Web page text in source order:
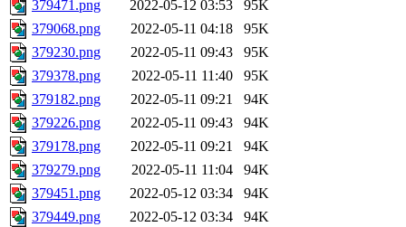
379471.png
2022-05-12 03:53
95K
379068.png
2022-05-11 04:18
95K
379230.png
2022-05-11 09:43
95K
379378.png
2022-05-11 11:40
95K
379182.png
2022-05-11 09:21
94K
379226.png
2022-05-11 09:43
94K
379178.png
2022-05-11 09:21
94K
379279.png
2022-05-11 11:04
94K
379451.png
2022-05-12 03:34
94K
379449.png
2022-05-12 03:34
94K